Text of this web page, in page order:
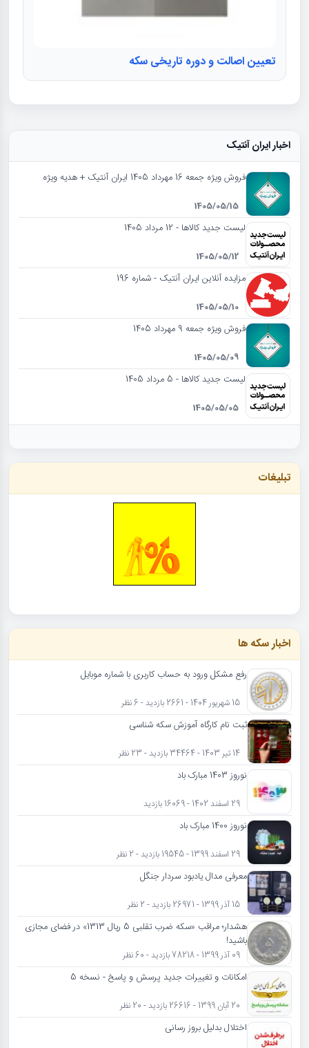
تعیین اصالت و دوره تاریخی سکه
اخبار ایران آنتیک
فروش ویژه جمعه 16 مهرداد 1405 ایران آنتیک + هدیه ویژه
1405/05/15
لیست جدید کالاها - 12 مرداد 1405
1405/05/12
مزایده آنلاین ایران آنتیک - شماره 196
1405/05/10
فروش ویژه جمعه 9 مهرداد 1405
1405/05/09
لیست جدید کالاها - 5 مرداد 1405
1405/05/05
تبلیغات
اخبار سکه ها
رفع مشکل ورود به حساب کاربری با شماره موبایل
15 شهریور 1404 - 2661 بازدید - 6 نظر
ثبت نام کارگاه آموزش سکه شناسی
14 تیر 1403 - 34464 بازدید - 23 نظر
نوروز 1403 مبارک باد
29 اسفند 1402 - 16069 بازدید
نوروز 1400 مبارک باد
29 اسفند 1399 - 19545 بازدید - 2 نظر
معرفی مدال یادبود سردار جنگل
15 آذر 1399 - 26971 بازدید - 2 نظر
هشدار؛ مراقب «سکه ضرب تقلبی 5 ریال 1313» در فضای مجازی
باشید!
09 آذر 1399 - 78218 بازدید - 60 نظر
امکانات و تغییرات جدید پرسش و پاسخ - نسخه 5
20 آبان 1399 - 26616 بازدید - 20 نظر
اختلال بدلیل بروز رسانی